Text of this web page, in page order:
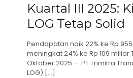
Kuartal III 2025:
LOG Tetap Solid
Pendapatan naik 22% ke Rp
meningkat 24% ke Rp 109 miliar
Oktober 2025 — PT Trimitra
LOG) […]